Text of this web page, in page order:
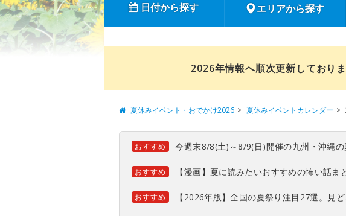
日付から探す エリアから探す
2026年情報へ順次更新しており
夏休みイベント・おでかけ2026 夏休みイベントカレンダー
おすすめ 今週末8/8(土)～8/9(日)開催の九州・沖縄
おすすめ 【漫画】夏に読みたいおすすめの怖い話ま
おすすめ 【2026年版】全国の夏祭り注目27選。見